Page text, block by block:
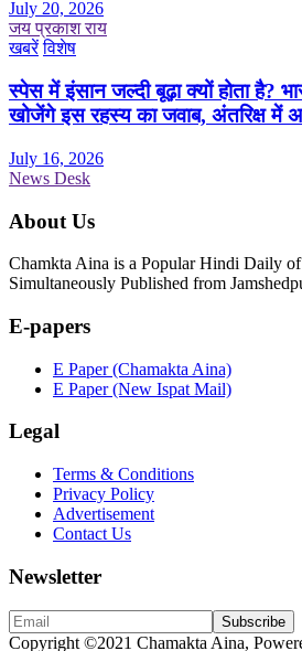
July 20, 2026
जय प्रकाश राय
खबरें विशेष
स्पेस में इंसान जल्दी बूढ़ा क्यों होता है?
खोजेंगे इस रहस्य का जवाब, अंतरिक्ष में
July 16, 2026
News Desk
About Us
Chamkta Aina is a Popular Hindi Daily
Simultaneously Published from
E-papers
E Paper (Chamakta Aina)
E Paper (New Ispat Mail)
Legal
Terms & Conditions
Privacy Policy
Advertisement
Contact Us
Newsletter
Copyright ©2021 Chamakta Aina,